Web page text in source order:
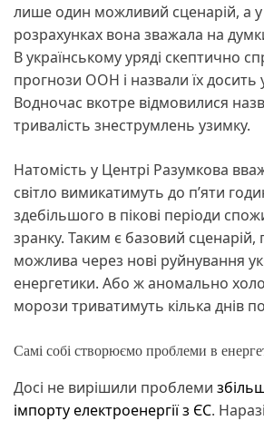
лише один можливий сценарій, а у
розрахунках вона зважала на
В українському уряді скептично
прогнози ООН і назвали їх
Водночас вкотре відмовилися
тривалість знеструмлень узимку.
Натомість у Центрі Разумкова
світло вимикатимуть до п’яти
здебільшого в пікові періоди
зранку. Таким є базовий сценарій,
можлива через нові руйнування
енергетики. Або ж аномально
морози триватимуть кілька днів
Самі собі створюємо проблеми в
Досі не вирішили проблеми
імпорту електроенергії з ЄС.